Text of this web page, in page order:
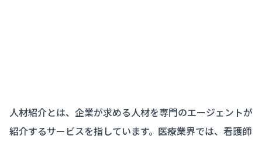
人材紹介とは、企業が求める人材を専門のエージェントが
紹介するサービスを指しています。医療業界では、看護師